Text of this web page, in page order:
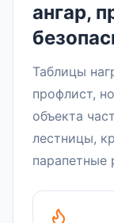
ангар,
Таблицы
профлист,
объекта
лестницы,
парапетные